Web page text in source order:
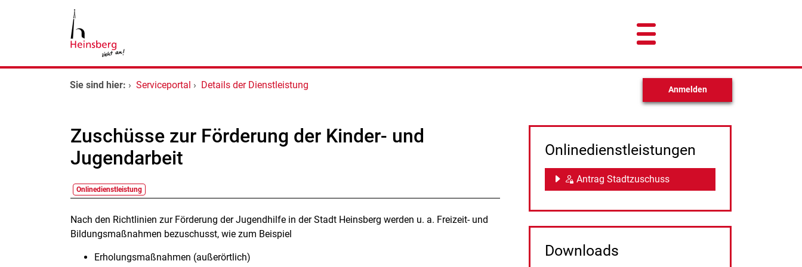
Zum Hauptinhalt springen
Startseite
Kontakt
Sie sind hier: › Serviceportal › Details der Dienstleistung Anmelden
Zuschüsse zur Förderung der Kinder- und
Jugendarbeit
Onlinedienstleistung
Beschreibung
Nach den Richtlinien zur Förderung der Jugendhilfe in der Stadt Heinsberg werden u. a. Freizeit- und
Bildungsmaßnahmen bezuschusst, wie zum Beispiel
Erholungsmaßnahmen (außerörtlich)
Onlinedienstleistungen
Antrag Stadtzuschuss
Downloads